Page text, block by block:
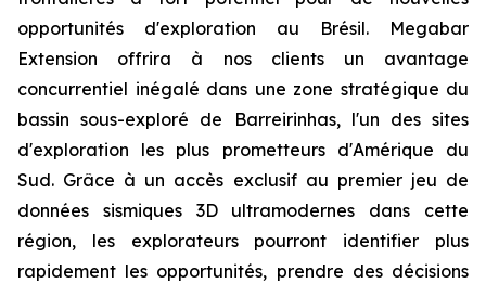
opportunités d'exploration au Brésil. Megabar
Extension offrira à nos clients un avantage
concurrentiel inégalé dans une zone stratégique du
bassin sous-exploré de Barreirinhas, l'un des sites
d'exploration les plus prometteurs d'Amérique du
Sud. Grâce à un accès exclusif au premier jeu de
données sismiques 3D ultramodernes dans cette
région, les explorateurs pourront identifier plus
rapidement les opportunités, prendre des décisions